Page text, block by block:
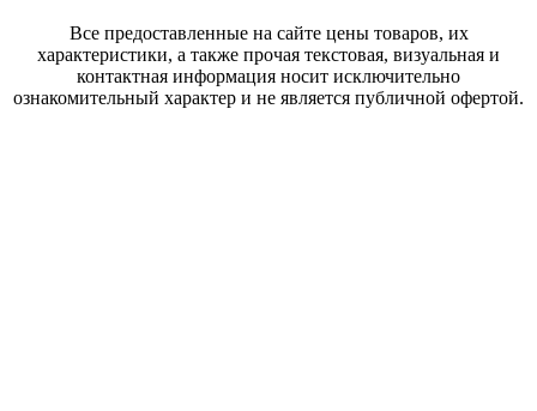
Все предоставленные на сайте цены товаров, их
характеристики, а также прочая текстовая, визуальная и
контактная информация носит исключительно
ознакомительный характер и не является публичной офертой.